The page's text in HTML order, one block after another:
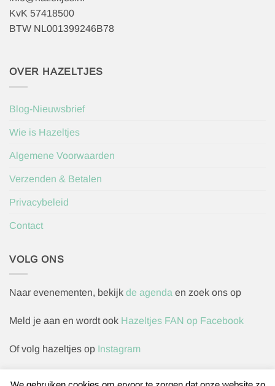
KvK 57418500
BTW NL001399246B78
OVER HAZELTJES
Blog-Nieuwsbrief
Wie is Hazeltjes
Algemene Voorwaarden
Verzenden & Betalen
Privacybeleid
Contact
VOLG ONS
Naar evenementen, bekijk de agenda en zoek ons op
Meld je aan en wordt ook Hazeltjes FAN op Facebook
Of volg hazeltjes op Instagram